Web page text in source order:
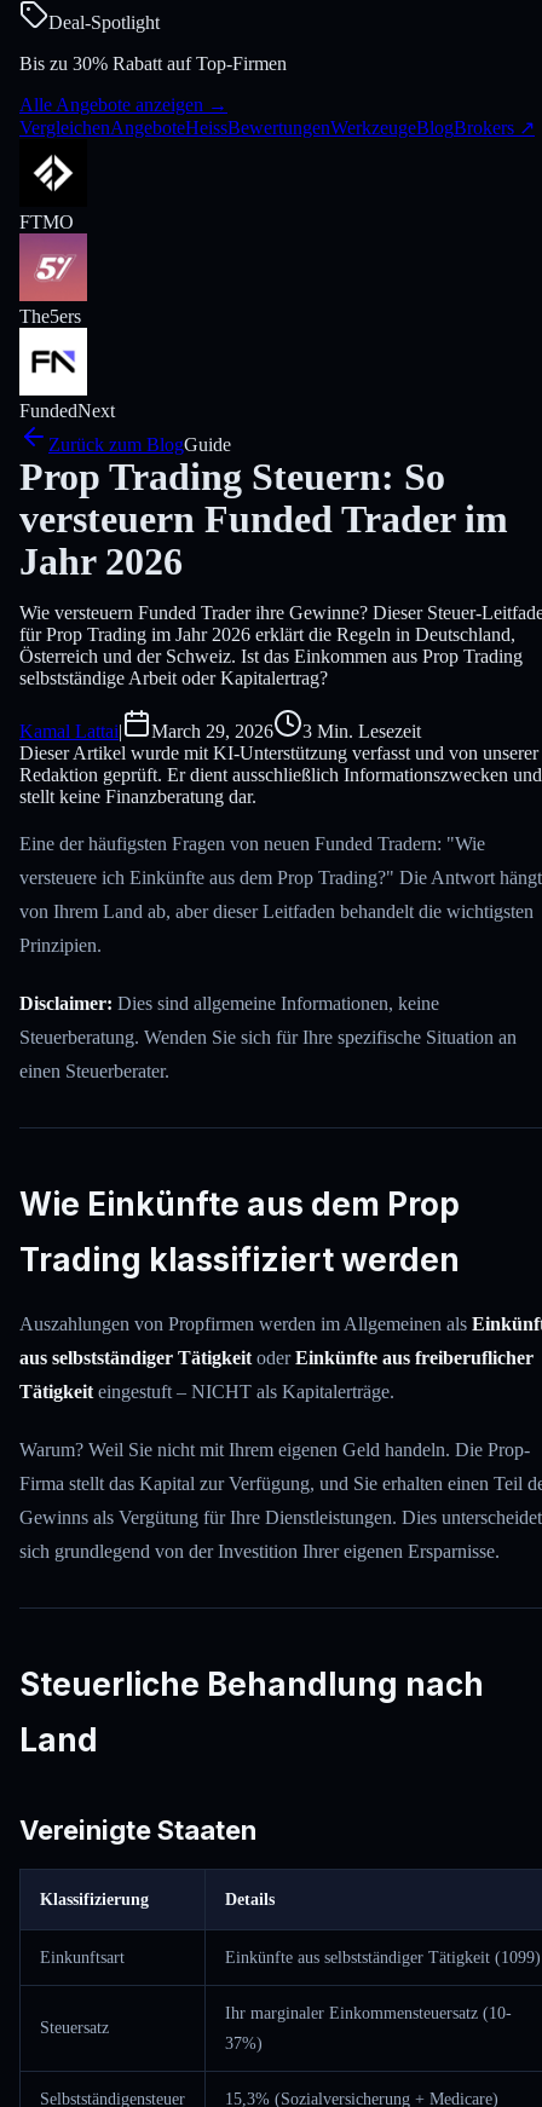
Deal-Spotlight
Bis zu 30% Rabatt auf Top-Firmen
Alle Angebote anzeigen →
VergleichenAngeboteHeissBewertungenWerkzeugeBlogBrokers ↗
FTMO
The5ers
FundedNext
Zurück zum BlogGuide
Prop Trading Steuern: So
versteuern Funded Trader im
Jahr 2026
Wie versteuern Funded Trader ihre Gewinne? Dieser Steuer-
für Prop Trading im Jahr 2026 erklärt die Regeln in Deutschland,
Österreich und der Schweiz. Ist das Einkommen aus Prop Trading
selbstständige Arbeit oder Kapitalertrag?
Kamal Lattai| March 29, 2026
3 Min. Lesezeit
Dieser Artikel wurde mit KI-Unterstützung verfasst und von unserer
Redaktion geprüft. Er dient ausschließlich Informationszwecken und
stellt keine Finanzberatung dar.
Eine der häufigsten Fragen von neuen Funded Tradern: "Wie
versteuere ich Einkünfte aus dem Prop Trading?" Die Antwort hängt
von Ihrem Land ab, aber dieser Leitfaden behandelt die wichtigsten
Prinzipien.
Disclaimer: Dies sind allgemeine Informationen, keine
Steuerberatung. Wenden Sie sich für Ihre spezifische Situation an
einen Steuerberater.
Wie Einkünfte aus dem Prop
Trading klassifiziert werden
Auszahlungen von Propfirmen werden im Allgemeinen als
aus selbstständiger Tätigkeit oderEinkünfte aus freiberuflicher
Tätigkeit eingestuft – NICHT als Kapitalerträge.
Warum? Weil Sie nicht mit Ihrem eigenen Geld handeln. Die Prop-
Firma stellt das Kapital zur Verfügung, und Sie erhalten einen Teil
Gewinns als Vergütung für Ihre Dienstleistungen. Dies unterscheidet
sich grundlegend von der Investition Ihrer eigenen Ersparnisse.
Steuerliche Behandlung nach
Land
Vereinigte Staaten
Klassifizierung Details
Einkunftsart Einkünfte aus selbstständiger Tätigkeit (1099)
Steuersatz
Ihr marginaler Einkommensteuersatz (10-
37%)
Selbstständigensteuer 15,3% (Sozialversicherung + Medicare)